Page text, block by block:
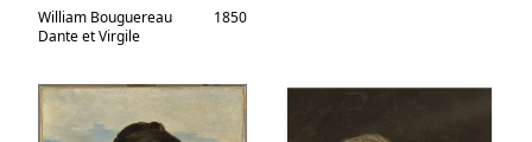
William Bouguereau
Dante et Virgile
1850